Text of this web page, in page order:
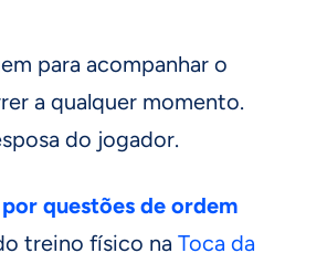
para acompanhar o
a qualquer momento.
do jogador.
questões de ordem
treino físico na Toca da